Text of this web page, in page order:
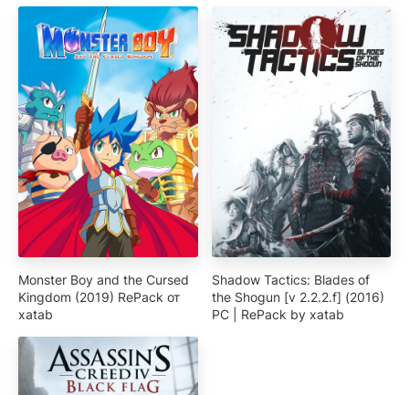
Monster Boy and the Cursed
Kingdom (2019) RePack от
xatab
Shadow Tactics: Blades of
the Shogun [v 2.2.2.f] (2016)
PC | RePack by xatab